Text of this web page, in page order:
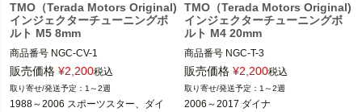
TMO（Terada Motors Original)
インジェクターチューニングボ
ルト M5 8mm
商品番号
販売価格 ¥2,200税込
1～2週
1988～2006 スポーツスター、ダイ
TMO（Terada Motors Original)
インジェクターチューニングボ
ルト M4 20mm
商品番号
販売価格 ¥2,200税込
1～2週
2006～2017 ダイナ